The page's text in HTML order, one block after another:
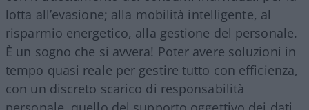
lotta all’evasione; alla mobilità intelligente, al
risparmio energetico, alla gestione del personale.
È un sogno che si avvera! Poter avere soluzioni in
tempo quasi reale per gestire tutto con efficienza,
con un discreto scarico di responsabilità